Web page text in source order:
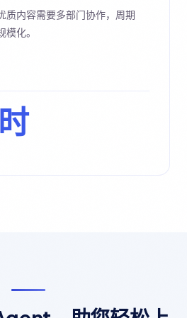
质内容需要多部门协作，周期
化。